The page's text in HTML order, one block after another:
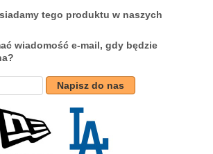
tego produktu w naszych
wiadomość e-mail, gdy będzie
Napisz do nas